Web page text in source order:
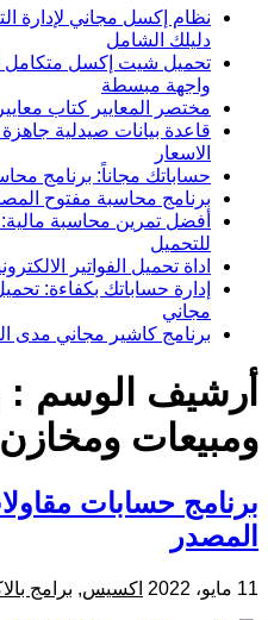
نظام إكسل مجاني لإدارة
دليلك الشامل
تحميل شيت إكسل متكامل
واجهة مبسطة
مختصر المعايير كتاب
الاسعار
حساباتك مجاناً: برنامج
برنامج محاسبة مفتوح
للتحميل
اداة تحميل الفواتير
إدارة حساباتك بكفاءة:
مجاني
برنامج كاشير مجاني مدى
أرشيف الوسم :
ومبيعات
برنامج حسابات
المصدر
11 مايو، 2022 اكسيس, برامج